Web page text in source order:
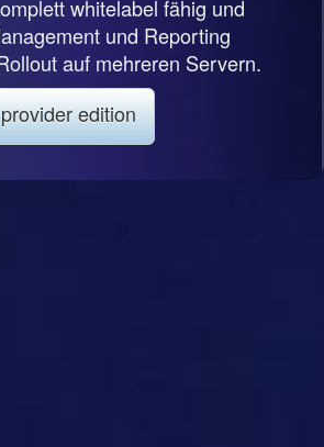
whitelabel fähig und
und Reporting
auf mehreren Servern.
edition